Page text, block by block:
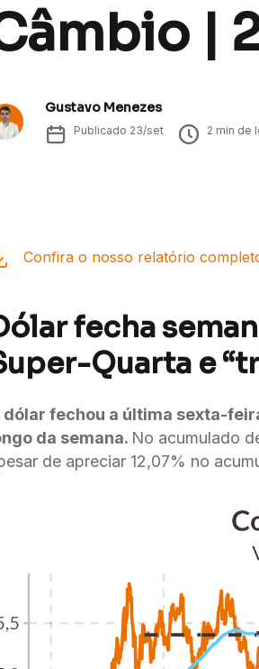
|
Gustavo Menezes
Publicado 23/set 2 min de
Confira o nosso relatório
fecha
Quarta e
dólar fechou a última sexta-
da semana. No acumulado
de apreciar 12,07% no